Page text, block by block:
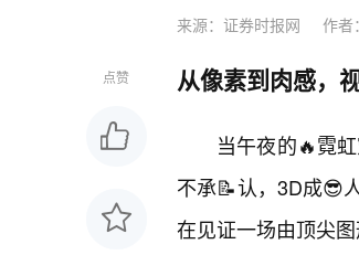
来源：证券时报网 作者
点赞 从像素到肉感，
当午夜的🔥霓
不承📝认，3D成😎
在见证一场由顶尖